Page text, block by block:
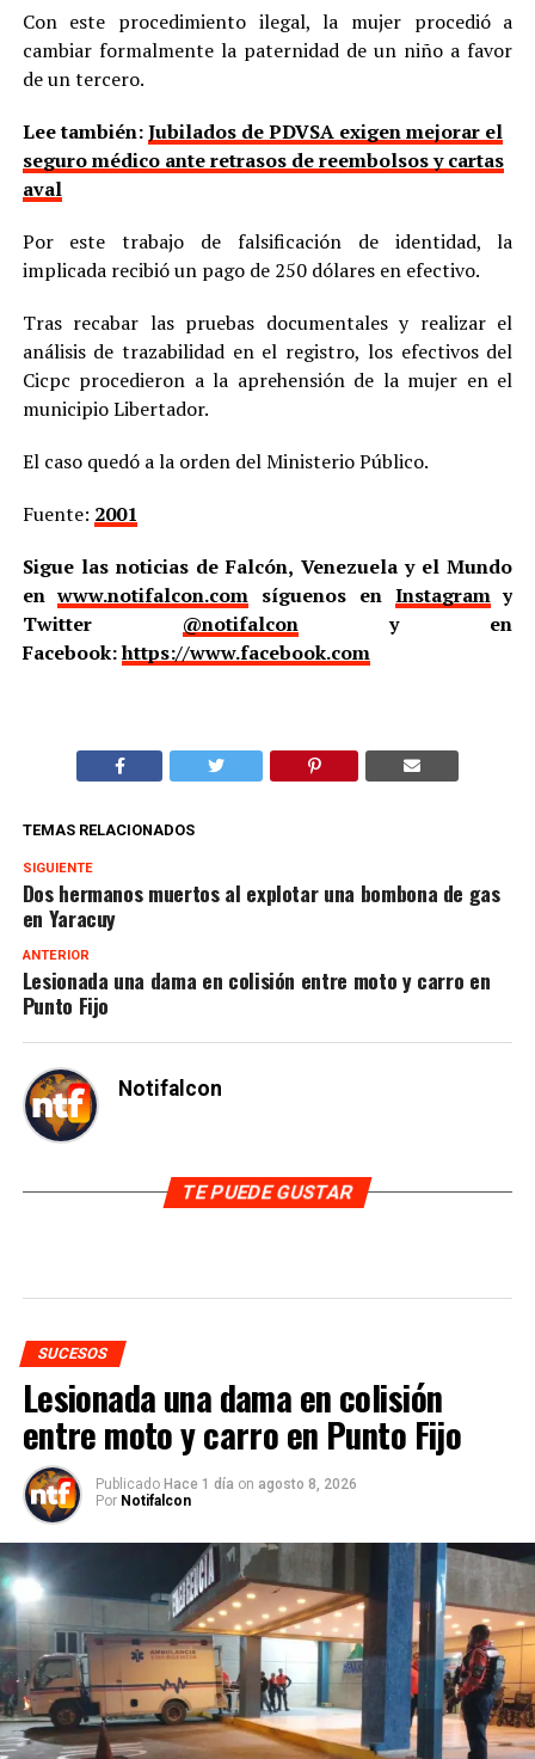
Con este procedimiento ilegal, la mujer procedió a
cambiar formalmente la paternidad de un niño a favor
de un tercero.
Lee también:Jubilados de PDVSA exigen mejorar el
seguro médico ante retrasos de reembolsos y cartas
aval
Por este trabajo de falsificación de identidad, la
implicada recibió un pago de 250 dólares en efectivo.
Tras recabar las pruebas documentales y realizar el
análisis de trazabilidad en el registro, los efectivos del
Cicpc procedieron a la aprehensión de la mujer en el
municipio Libertador.
El caso quedó a la orden del Ministerio Público.
Fuente: 2001
Sigue las noticias de Falcón, Venezuela y el Mundo
enwww.notifalcon.com síguenos en Instagramy
Twitter @notifalcony en
Facebook:https://www.facebook.com
TEMAS RELACIONADOS
SIGUIENTE
Dos hermanos muertos al explotar una bombona de gas
en Yaracuy
ANTERIOR
Lesionada una dama en colisión entre moto y carro en
Punto Fijo
Notifalcon
TE PUEDE GUSTAR
SUCESOS
Lesionada una dama en colisión
entre moto y carro en Punto Fijo
Publicado Hace 1 día on agosto 8, 2026
Por Notifalcon